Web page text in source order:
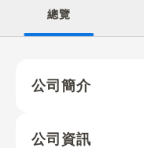
總覽
公司簡介
公司資訊